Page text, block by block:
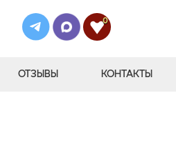
0
ОТЗЫВЫ КОНТАКТЫ